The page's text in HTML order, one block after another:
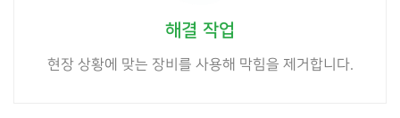
해결 작업
현장 상황에 맞는 장비를 사용해 막힘을 제거합니다.